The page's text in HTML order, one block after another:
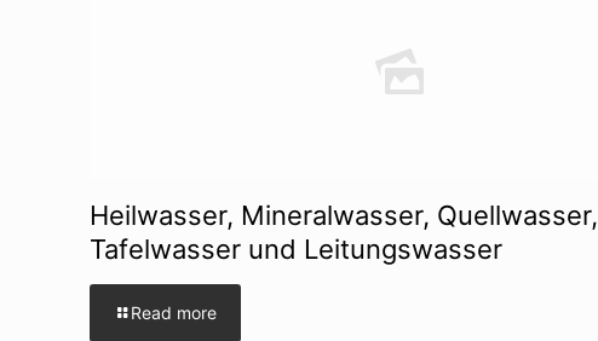
Heilwasser, Mineralwasser, Quellwasser,
Tafelwasser und Leitungswasser
Read more